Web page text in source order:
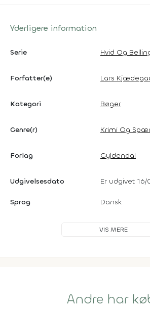
Yderligere information
Serie Hvid Og
Forfatter(e) Lars
Kategori Bøger
Genre(r) Krimi Og
Forlag Gyldendal
Udgivelsesdato Er udgivet 16/
Sprog Dansk
VIS MERE
Andre har